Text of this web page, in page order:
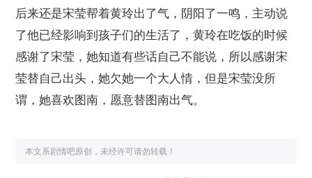
后来还是宋莹帮着黄玲出了气，阴阳了一鸣，主动说
了他已经影响到孩子们的生活了，黄玲在吃饭的时候
感谢了宋莹，她知道有些话自己不能说，所以感谢宋
莹替自己出头，她欠她一个大人情，但是宋莹没所
谓，她喜欢图南，愿意替图南出气。
本文系剧情吧原创，未经许可请勿转载！